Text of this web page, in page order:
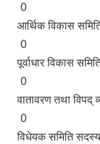
0
आर्थिक विकास
0
पूर्वाधार विकास
0
वातावरण तथा विपद्
0
विधेयक समिति